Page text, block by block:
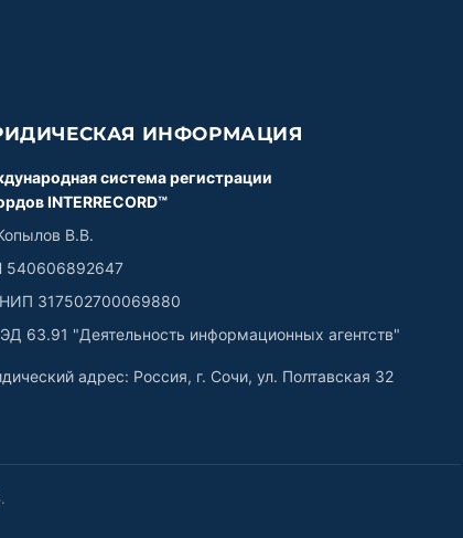
ИНФОРМАЦИЯ
система регистрации
INTERRECORD™
В.В.
540606892647
317502700069880
63.91 "Деятельность информационных агентств"
адрес: Россия, г. Сочи, ул. Полтавская 32
.